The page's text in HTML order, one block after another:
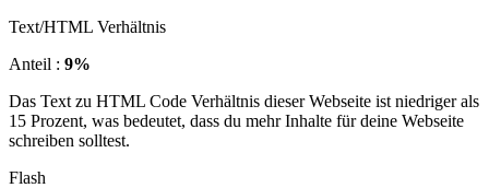
Text/HTML Verhältnis
Anteil : 9%
Das Text zu HTML Code Verhältnis dieser Webseite ist niedriger als
15 Prozent, was bedeutet, dass du mehr Inhalte für deine Webseite
schreiben solltest.
Flash